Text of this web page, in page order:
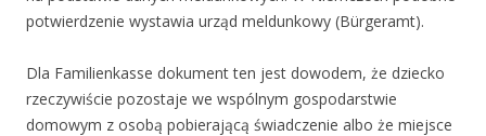
potwierdzenie wystawia urząd meldunkowy (Bürgeramt).
Dla Familienkasse dokument ten jest dowodem, że dziecko
rzeczywiście pozostaje we wspólnym gospodarstwie
domowym z osobą pobierającą świadczenie albo że miejsce